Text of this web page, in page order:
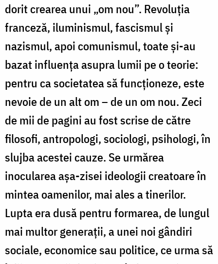
dorit crearea unui „om nou”. Revoluția
franceză, iluminismul, fascismul și
nazismul, apoi comunismul, toate și-au
bazat influența asupra lumii pe o teorie:
pentru ca societatea să funcționeze, este
nevoie de un alt om – de un om nou. Zeci
de mii de pagini au fost scrise de către
filosofi, antropologi, sociologi, psihologi, în
slujba acestei cauze. Se urmărea
inocularea aşa-zisei ideologii creatoare în
mintea oamenilor, mai ales a tinerilor.
Lupta era dusă pentru formarea, de lungul
mai multor generații, a unei noi gândiri
sociale, economice sau politice, ce urma să